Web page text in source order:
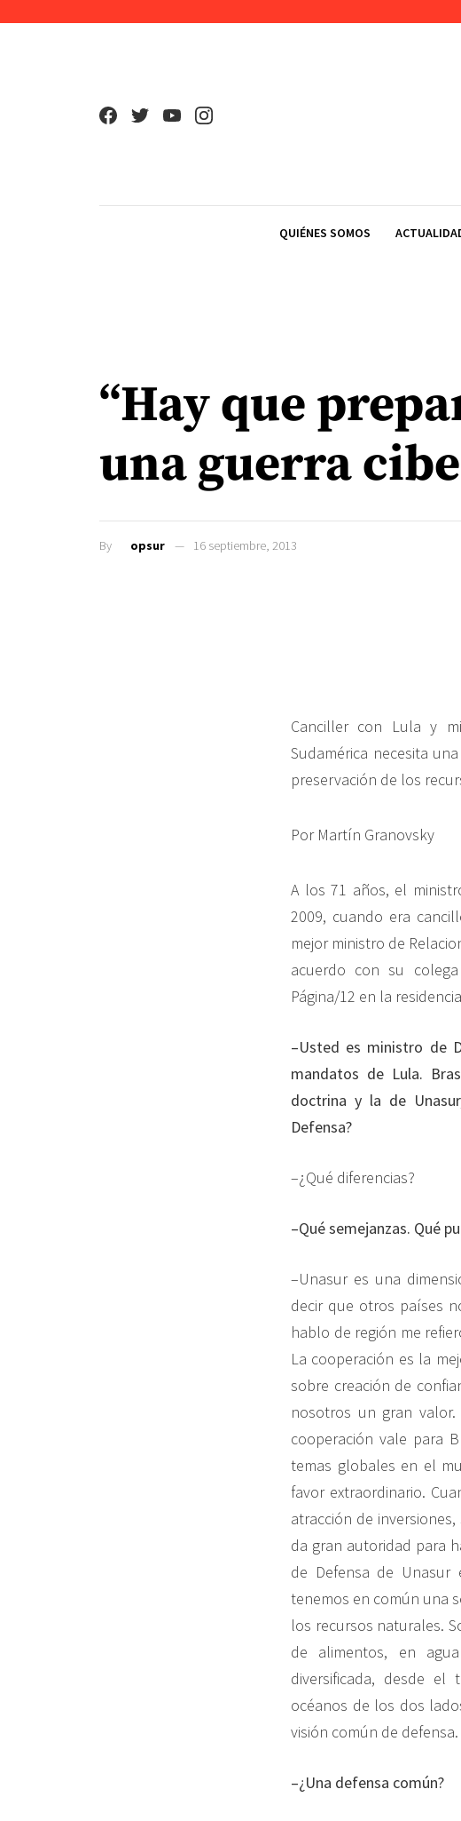
QUIÉNES SOMOS
“Hay que
una guerra
By opsur 16 septiembre, 2013
Canciller con Lula y
Sudamérica necesita
preservación de los
Por Martín Granovsky
A los 71 años, el
2009, cuando era
mejor ministro de
acuerdo con su
Página/12 en la
–Usted es ministro de
mandatos de Lula.
doctrina y la de
Defensa?
–¿Qué diferencias?
–Qué semejanzas. Qué
–Unasur es una
decir que otros países
hablo de región me
La cooperación es la
sobre creación de
nosotros un gran
cooperación vale para
temas globales en el
favor extraordinario.
atracción de
da gran autoridad para
de Defensa de
tenemos en común una
los recursos naturales.
de alimentos, en
diversificada, desde el
océanos de los dos
visión común de defensa.
–¿Una defensa común?